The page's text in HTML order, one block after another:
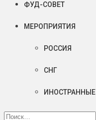
ФУД-СОВЕТ
МЕРОПРИЯТИЯ
РОССИЯ
СНГ
ИНОСТРАННЫЕ
Найти: